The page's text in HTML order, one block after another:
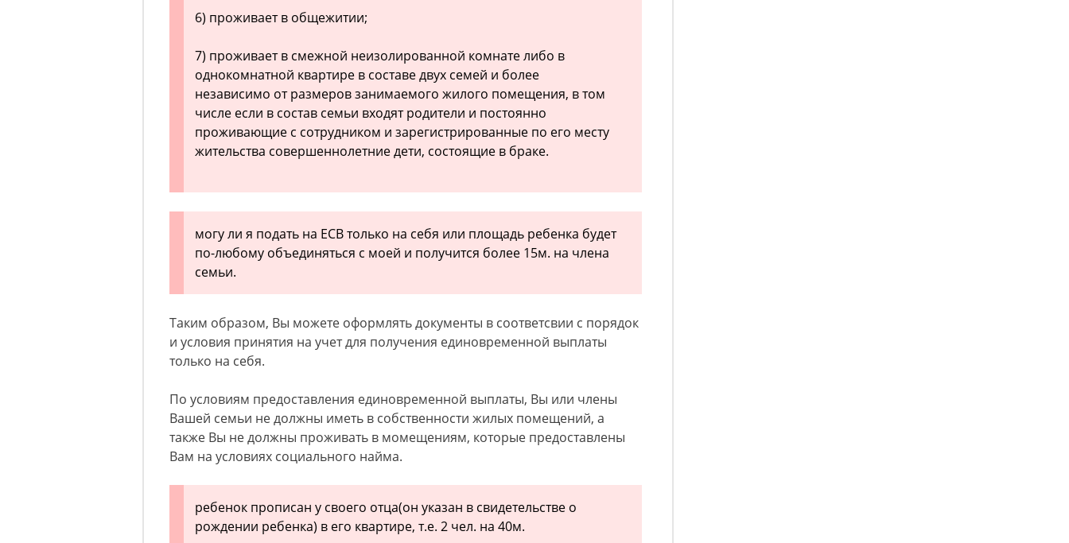
6) проживает в общежитии;
7) проживает в смежной неизолированной комнате либо в
однокомнатной квартире в составе двух семей и более
независимо от размеров занимаемого жилого помещения, в том
числе если в состав семьи входят родители и постоянно
проживающие с сотрудником и зарегистрированные по его месту
жительства совершеннолетние дети, состоящие в браке.
могу ли я подать на ЕСВ только на себя или площадь ребенка будет
по-любому объединяться с моей и получится более 15м. на члена
семьи.
Таким образом, Вы можете оформлять документы в соответсвии с порядок
и условия принятия на учет для получения единовременной выплаты
только на себя.
По условиям предоставления единовременной выплаты, Вы или члены
Вашей семьи не должны иметь в собственности жилых помещений, а
также Вы не должны проживать в момещениям, которые предоставлены
Вам на условиях социального найма.
ребенок прописан у своего отца(он указан в свидетельстве о
рождении ребенка) в его квартире, т.е. 2 чел. на 40м.